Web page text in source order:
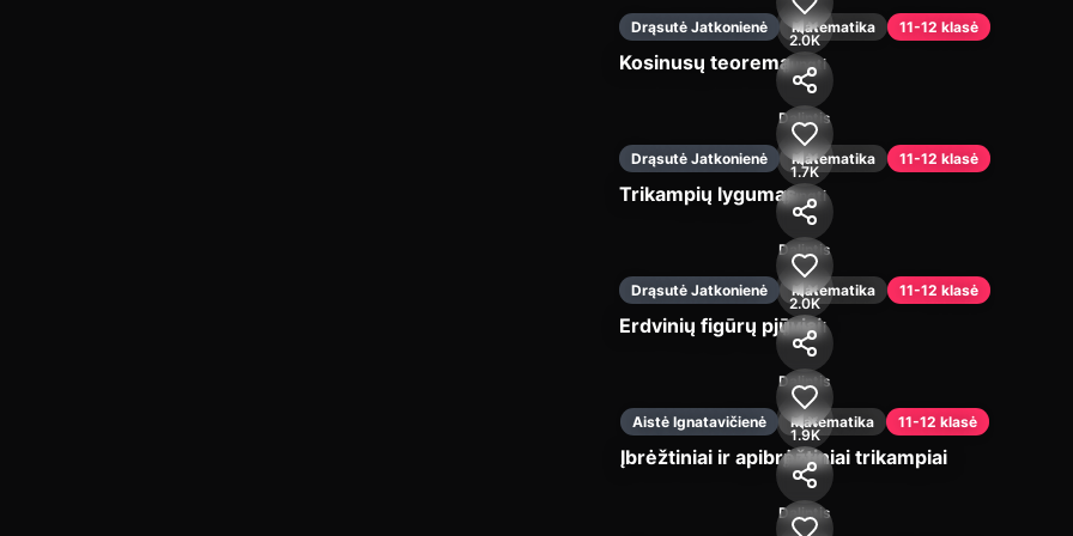
Įjungti
Drąsutė Jatkonienė Matematika 11-12 klasė
Kosinusų teorema
2.0K
Dalintis
Įjungti
Drąsutė Jatkonienė Matematika 11-12 klasė
Trikampių lygumas
1.7K
Dalintis
Įjungti
Drąsutė Jatkonienė Matematika 11-12 klasė
Erdvinių figūrų pjūviai
2.0K
Dalintis
Įjungti
Aistė Ignatavičienė Matematika 11-12 klasė
Įbrėžtiniai ir apibrėžtiniai trikampiai
1.9K
Dalintis